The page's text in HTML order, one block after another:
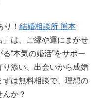
！ 結婚相談所 熊本
は、ご縁や運にまかせ
“本気の婚活”をサポー
り添い、出会いから成婚
ずは無料相談で、理想の
か？